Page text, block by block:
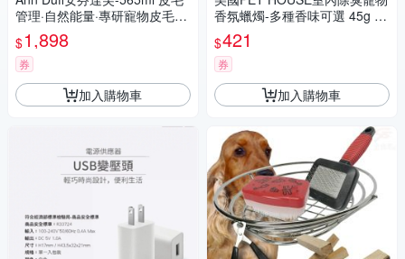
管理·自然能量·專研寵物皮毛管
理 耳道 護理液 (AFD00311)
$1,898
券
加入購物車
香氛蠟燭-多種香味可選 45g 2
入組
$421
券
加入購物車